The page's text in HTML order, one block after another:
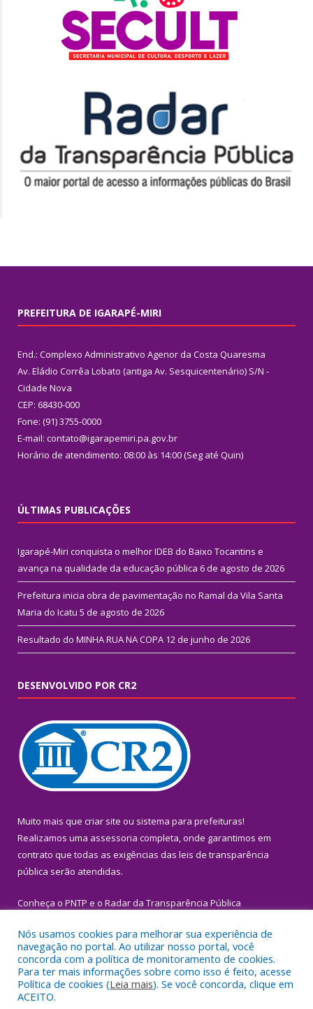
PREFEITURA DE IGARAPÉ-MIRI
End.: Complexo Administrativo Agenor da Costa Quaresma
Av. Eládio Corrêa Lobato (antiga Av. Sesquicentenário) S/N -
Cidade Nova
CEP: 68430-000
Fone: (91) 3755-0000
E-mail: contato@igarapemiri.pa.gov.br
Horário de atendimento: 08:00 às 14:00 (Seg até Quin)
ÚLTIMAS PUBLICAÇÕES
Igarapé-Miri conquista o melhor IDEB do Baixo Tocantins e
avança na qualidade da educação pública 6 de agosto de 2026
Prefeitura inicia obra de pavimentação no Ramal da Vila Santa
Maria do Icatu 5 de agosto de 2026
Resultado do MINHA RUA NA COPA 12 de junho de 2026
DESENVOLVIDO POR CR2
Muito mais que criar site ou sistema para prefeituras!
Realizamos uma assessoria completa, onde garantimos em
contrato que todas as exigências das leis de transparência
pública serão atendidas.
Conheça o PNTP e o Radar da Transparência Pública
Todos os direitos reservados a Prefeitura Municipal de Igarapé-
Miri.
Nós usamos cookies para melhorar sua experiência de
navegação no portal. Ao utilizar nosso portal, você
concorda com a política de monitoramento de cookies.
Para ter mais informações sobre como isso é feito, acesse
Política de cookies (Leia mais). Se você concorda, clique em
ACEITO.